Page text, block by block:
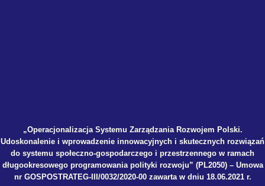
„Operacjonalizacja Systemu Zarządzania Rozwojem Polski.
Udoskonalenie i wprowadzenie innowacyjnych i skutecznych rozwiązań
do systemu społeczno-gospodarczego i przestrzennego w ramach
długookresowego programowania polityki rozwoju” (PL2050) – Umowa
nr GOSPOSTRATEG-III/0032/2020-00 zawarta w dniu 18.06.2021 r.